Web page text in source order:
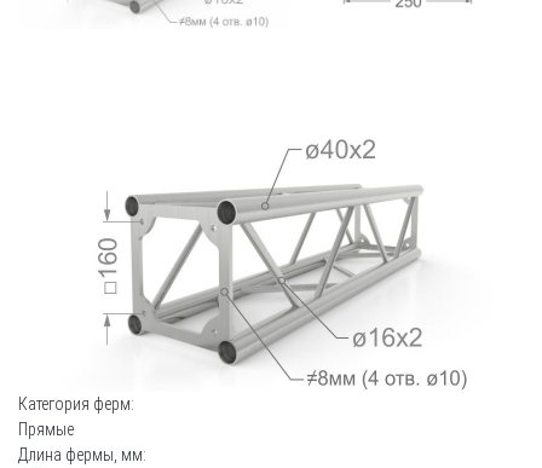
Категория ферм:
Прямые
Длина фермы, мм: